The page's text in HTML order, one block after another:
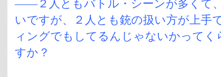
――２人ともバトル・シーンが多くて
いですが、２人とも銃の扱い方が上手
ィングでもしてるんじゃないかってく
すか？